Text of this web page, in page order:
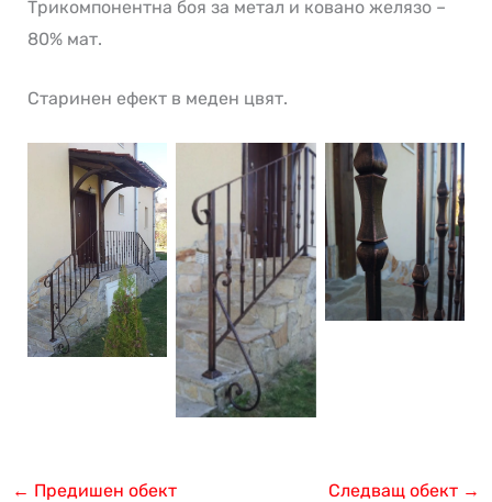
Трикомпонентна боя за метал и ковано желязо –
80% мат.
Старинен ефект в меден цвят.
← Предишен обект Следващ обект →